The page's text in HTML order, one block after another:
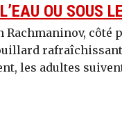
OU SOUS
Rachmaninov, côté
rafraîchissant
les adultes